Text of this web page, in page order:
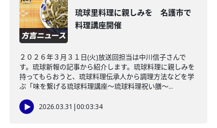
琉球里料理に親しみを 名護市で
料理講座開催
２０２６年３月３１日(火)放送回担当は中川信子さんで
す。琉球新報の記事から紹介します。琉球料理に親しみを
持ってもらおうと、琉球料理伝承人から調理方法などを学
ぶ「味を繋げる琉球料理講座～琉球料理祝い膳～...
2026.03.31 |00:03:34